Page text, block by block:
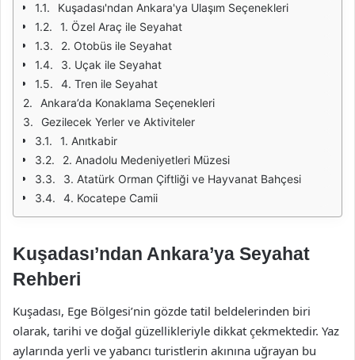
Kuşadası'ndan Ankara'ya Ulaşım Seçenekleri
1. Özel Araç ile Seyahat
2. Otobüs ile Seyahat
3. Uçak ile Seyahat
4. Tren ile Seyahat
Ankara’da Konaklama Seçenekleri
Gezilecek Yerler ve Aktiviteler
1. Anıtkabir
2. Anadolu Medeniyetleri Müzesi
3. Atatürk Orman Çiftliği ve Hayvanat Bahçesi
4. Kocatepe Camii
Kuşadası’ndan Ankara’ya Seyahat
Rehberi
Kuşadası, Ege Bölgesi’nin gözde tatil beldelerinden biri
olarak, tarihi ve doğal güzellikleriyle dikkat çekmektedir. Yaz
aylarında yerli ve yabancı turistlerin akınına uğrayan bu